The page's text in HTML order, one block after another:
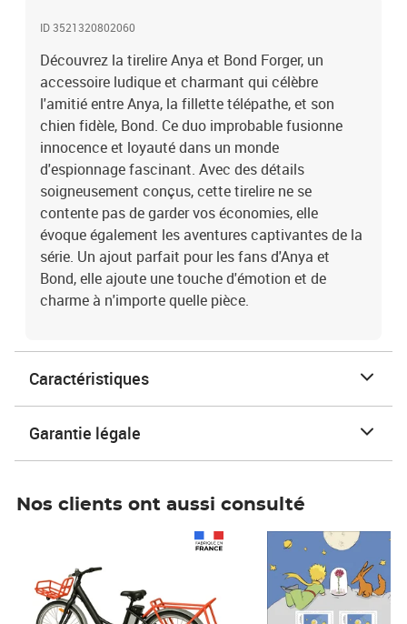
ID 3521320802060
Découvrez la tirelire Anya et Bond Forger, un
accessoire ludique et charmant qui célèbre
l'amitié entre Anya, la fillette télépathe, et son
chien fidèle, Bond. Ce duo improbable fusionne
innocence et loyauté dans un monde
d'espionnage fascinant. Avec des détails
soigneusement conçus, cette tirelire ne se
contente pas de garder vos économies, elle
évoque également les aventures captivantes de la
série. Un ajout parfait pour les fans d'Anya et
Bond, elle ajoute une touche d'émotion et de
charme à n'importe quelle pièce.
Caractéristiques
Garantie légale
Nos clients ont aussi consulté
Prix 7,50€